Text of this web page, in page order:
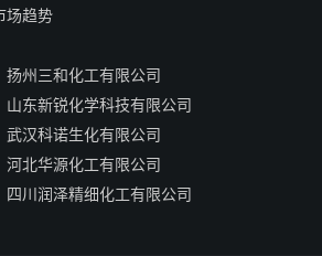
场趋势
扬州三和化工有限公司
山东新锐化学科技有限公司
武汉科诺生化有限公司
河北华源化工有限公司
四川润泽精细化工有限公司